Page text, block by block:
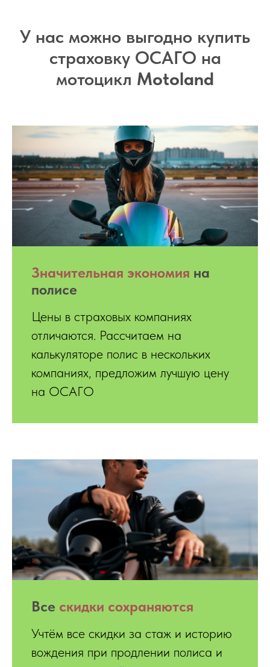
У нас можно выгодно купить
страховку ОСАГО на
мотоцикл Motoland
Значительная экономия на
полисе
Цены в страховых компаниях
отличаются. Рассчитаем на
калькуляторе полис в нескольких
компаниях, предложим лучшую цену
на ОСАГО
Все скидки сохраняются
Учтём все скидки за стаж и историю
вождения при продлении полиса и